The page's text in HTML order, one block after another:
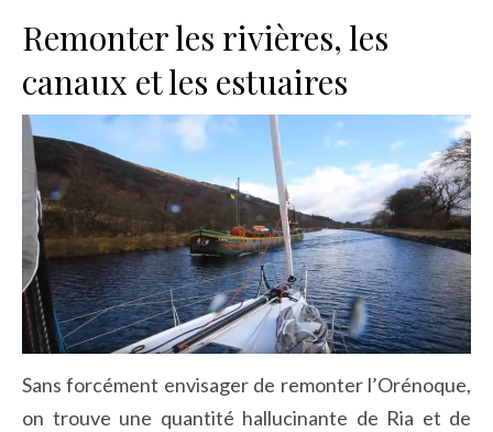
Remonter les rivières, les
canaux et les estuaires
Sans forcément envisager de remonter l’Orénoque,
on trouve une quantité hallucinante de Ria et de